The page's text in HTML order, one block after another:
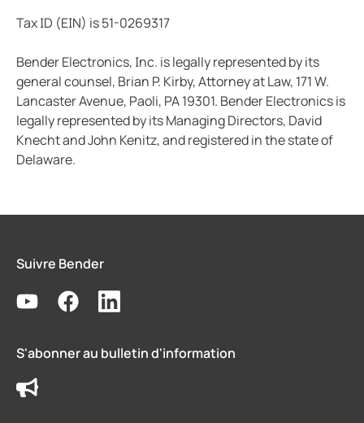
Tax ID (EIN) is 51-0269317
Bender Electronics, Inc. is legally represented by its
general counsel, Brian P. Kirby, Attorney at Law, 171 W.
Lancaster Avenue, Paoli, PA 19301. Bender Electronics is
legally represented by its Managing Directors, David
Knecht and John Kenitz, and registered in the state of
Delaware.
Suivre Bender
S'abonner au bulletin d'information